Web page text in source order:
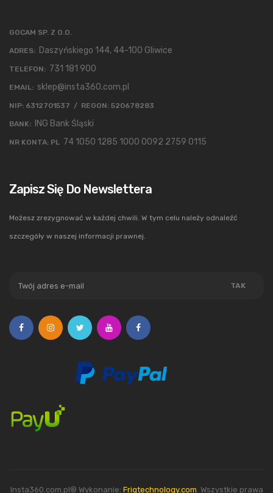
GOCAM SP. Z O.O.
ADRES: Daszyńskiego 144, 44-100 Gliwice
TELEFON: 731 181 900
EMAIL: sklep@insta360.com.pl
NIP: 6312701537 / REGON: 520678283
BANK: ING Bank Śląski
NR KONTA: PL 74 1050 1285 1000 0092 2759 0115
Zapisz Się Do Newslettera
Możesz zrezygnować w każdej chwili. W tym celu należy odnaleźć
szczegóły w naszej informacji prawnej.
Insta360.com.pl® Wykonanie: Friqtechnology.com . Wszystkie prawa